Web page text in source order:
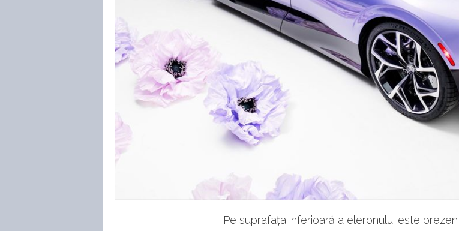
Pe suprafața inferioară a eleronului este